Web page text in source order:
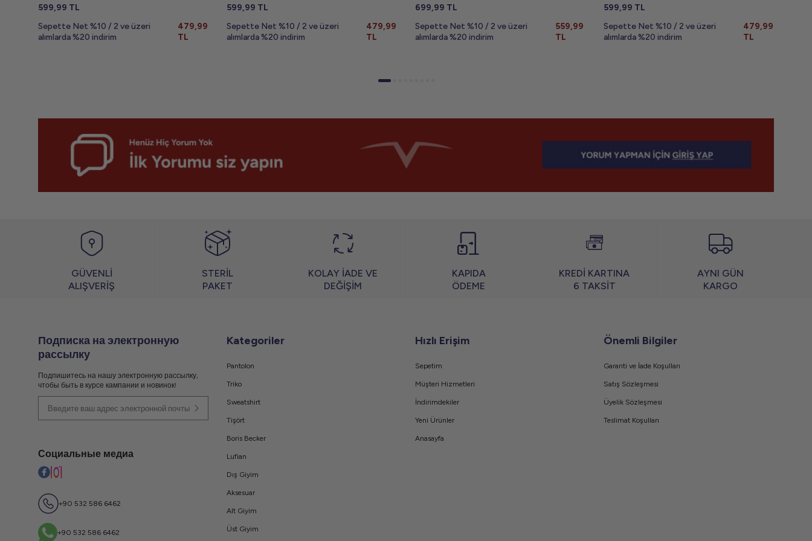
599,99 TL
Sepette Net %10 / 2 ve üzeri
alımlarda %20 indirim
479,99
TL
599,99 TL
Sepette Net %10 / 2 ve üzeri
alımlarda %20 indirim
479,99
TL
699,99 TL
Sepette Net %10 / 2 ve üzeri
alımlarda %20 indirim
559,99
TL
599,99 TL
Sepette Net %10 / 2 ve üzeri
alımlarda %20 indirim
479,99
TL
GÜVENLİ
ALIŞVERİŞ
STERİL
PAKET
KOLAY İADE VE
DEĞİŞİM
KAPIDA
ÖDEME
KREDİ KARTINA
6 TAKSİT
AYNI GÜN
KARGO
Подписка на электронную
рассылку
Подпишитесь на нашу электронную рассылку,
чтобы быть в курсе кампании и новинок!
Социальные медиа
+90 532 586 6462
+90 532 586 6462
Kategoriler
Pantolon
Triko
Sweatshirt
Tişört
Boris Becker
Lufian
Dış Giyim
Aksesuar
Alt Giyim
Üst Giyim
Hızlı Erişim
Sepetim
Müşteri Hizmetleri
İndirimdekiler
Yeni Ürünler
Anasayfa
Önemli Bilgiler
Garanti ve İade Koşulları
Satış Sözleşmesi
Üyelik Sözleşmesi
Teslimat Koşulları